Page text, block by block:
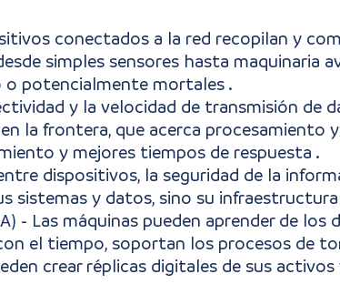
conectados a la red recopilan y
simples sensores hasta maquinaria
potencialmente mortales .
y la velocidad de transmisión de
la frontera, que acerca procesamiento
y mejores tiempos de respuesta .
dispositivos, la seguridad de la
sistemas y datos, sino su
- Las máquinas pueden aprender de
el tiempo, soportan los procesos de
crear réplicas digitales de sus